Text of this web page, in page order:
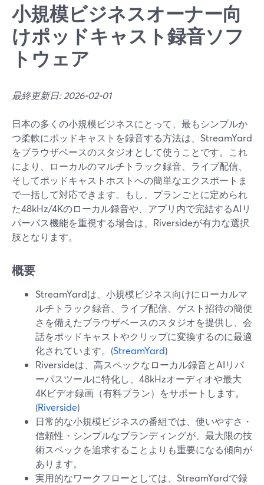
小規模ビジネスオーナー向
けポッドキャスト録音ソフ
トウェア
最終更新日: 2026-02-01
日本の多くの小規模ビジネスにとって、最もシンプルか
つ柔軟にポッドキャストを録音する方法は、StreamYard
をブラウザベースのスタジオとして使うことです。これ
により、ローカルのマルチトラック録音、ライブ配信、
そしてポッドキャストホストへの簡単なエクスポートま
で一括して対応できます。もし、プランごとに定められ
た48kHz/4Kのローカル録音や、アプリ内で完結するAIリ
パーパス機能を重視する場合は、Riversideが有力な選択
肢となります。
概要
StreamYardは、小規模ビジネス向けにローカルマ
ルチトラック録音、ライブ配信、ゲスト招待の簡便
さを備えたブラウザベースのスタジオを提供し、会
話をポッドキャストやクリップに変換するのに最適
化されています。(StreamYard)
Riversideは、高スペックなローカル録音とAIリパ
ーパスツールに特化し、48kHzオーディオや最大
4Kビデオ録画（有料プラン）をサポートします。
(Riverside)
日常的な小規模ビジネスの番組では、使いやすさ・
信頼性・シンプルなブランディングが、最大限の技
術スペックを追求することよりも重要になる傾向が
あります。
実用的なワークフローとしては、StreamYardで録